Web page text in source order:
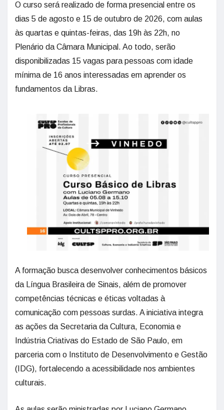
O curso será realizado de forma presencial entre os
dias 5 de agosto e 15 de outubro de 2026, com aulas
às quartas e quintas-feiras, das 19h às 22h, no
Plenário da Câmara Municipal. Ao todo, serão
disponibilizadas 15 vagas para pessoas com idade
mínima de 16 anos interessadas em aprender os
fundamentos da Libras.
A formação busca desenvolver conhecimentos básicos
da Língua Brasileira de Sinais, além de promover
competências técnicas e éticas voltadas à
comunicação com pessoas surdas. A iniciativa integra
as ações da Secretaria da Cultura, Economia e
Indústria Criativas do Estado de São Paulo, em
parceria com o Instituto de Desenvolvimento e Gestão
(IDG), fortalecendo a acessibilidade nos ambientes
culturais.